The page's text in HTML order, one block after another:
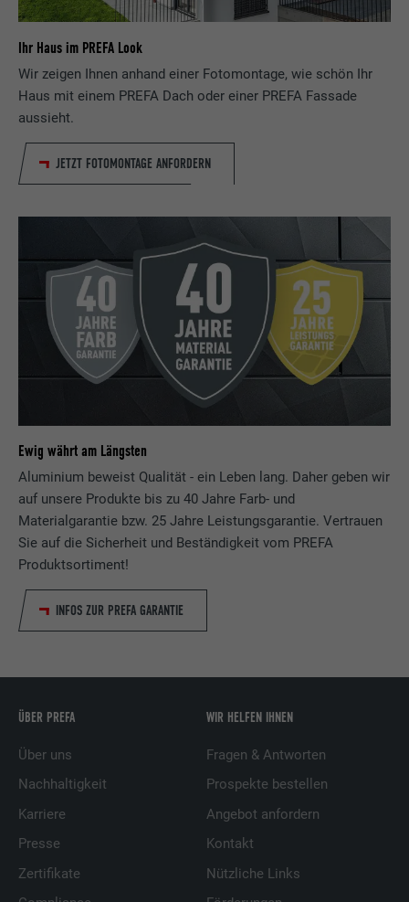
Ihr Haus im PREFA Look
Wir zeigen Ihnen anhand einer Fotomontage, wie schön Ihr
Haus mit einem PREFA Dach oder einer PREFA Fassade
aussieht.
JETZT FOTOMONTAGE ANFORDERN
Ewig währt am Längsten
Aluminium beweist Qualität - ein Leben lang. Daher geben wir
auf unsere Produkte bis zu 40 Jahre Farb- und
Materialgarantie bzw. 25 Jahre Leistungsgarantie. Vertrauen
Sie auf die Sicherheit und Beständigkeit vom PREFA
Produktsortiment!
INFOS ZUR PREFA GARANTIE
ÜBER PREFA
Über uns
Nachhaltigkeit
Karriere
Presse
Zertifikate
WIR HELFEN IHNEN
Fragen & Antworten
Prospekte bestellen
Angebot anfordern
Kontakt
Nützliche Links